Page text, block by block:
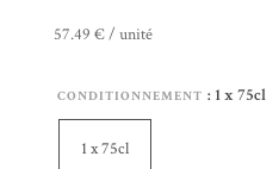
57.49 € / unité
CONDITIONNEMENT : 1 x 75cl
1 x 75cl